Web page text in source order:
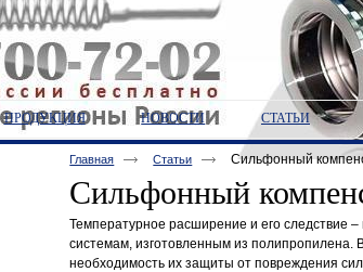
ПРОДУКЦИЯ НОВОСТИ СТАТЬИ
Главная Статьи Сильфонный
Сильфонный
Температурное расширение и его следствие
системам, изготовленным из полипропилена.
необходимость их защиты от повреждения